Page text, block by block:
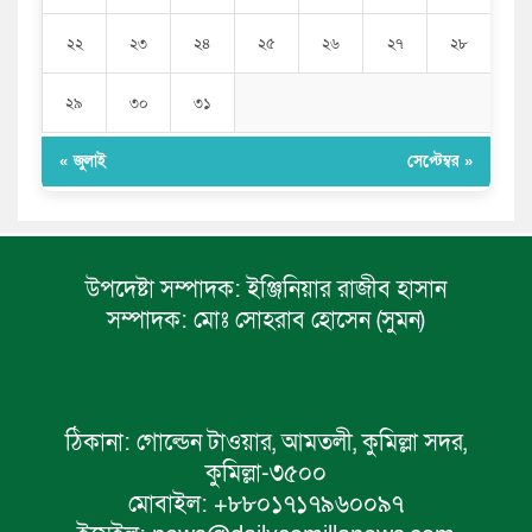
২২ ২৩ ২৪ ২৫ ২৬ ২৭ ২৮
২৯ ৩০ ৩১
« জুলাই সেপ্টেম্বর »
উপদেষ্টা সম্পাদক:ইঞ্জিনিয়ার রাজীব হাসান
সম্পাদক: মোঃ সোহরাব হোসেন (সুমন)
ঠিকানা: গোল্ডেন টাওয়ার, আমতলী, কুমিল্লা সদর,
কুমিল্লা-৩৫০০
মোবাইল: +৮৮০১৭১৭৯৬০০৯৭